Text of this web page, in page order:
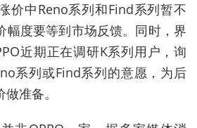
价中Reno系列和Find系列暂不
幅度要等到市场反馈。同时，界
近期正在调研K系列用户，询
系列或Find系列的意愿，为后
准备。